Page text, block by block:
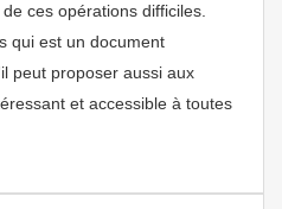
ces opérations difficiles.
qui est un document
peut proposer aussi aux
et accessible à toutes